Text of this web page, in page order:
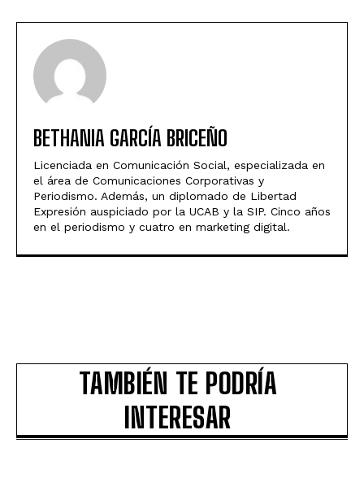
BETHANIA GARCÍA BRICEÑO
Licenciada en Comunicación Social, especializada en
el área de Comunicaciones Corporativas y
Periodismo. Además, un diplomado de Libertad
Expresión auspiciado por la UCAB y la SIP. Cinco años
en el periodismo y cuatro en marketing digital.
TAMBIÉN TE PODRÍA
INTERESAR